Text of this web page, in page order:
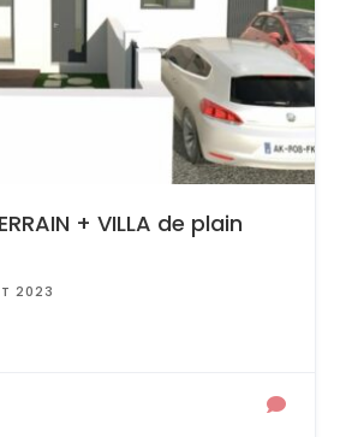
+ VILLA de plain
2023